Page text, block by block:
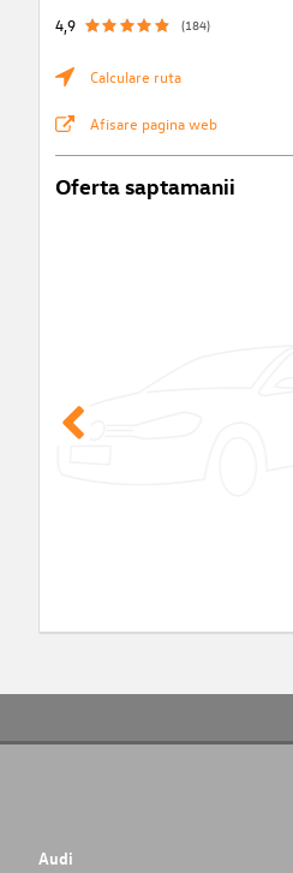
4,9
(184)
Calculare ruta
Afisare pagina web
Oferta saptamanii
Audi